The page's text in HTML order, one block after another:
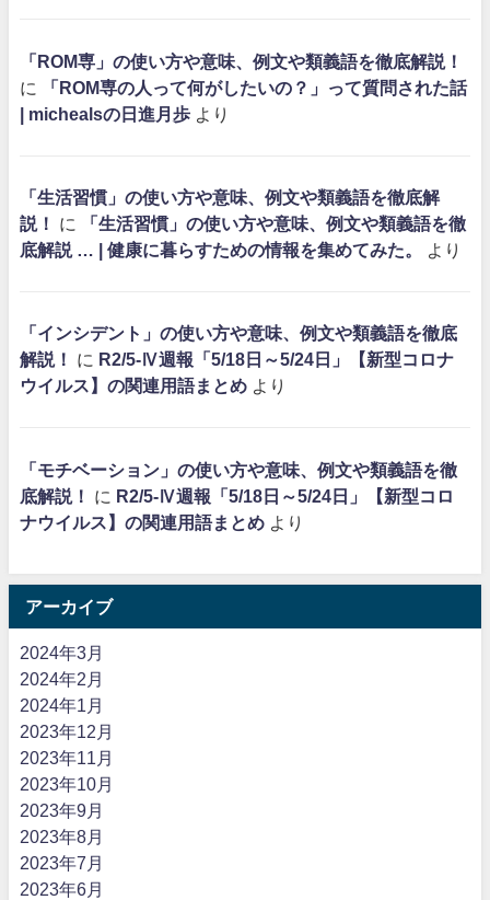
「ROM専」の使い方や意味、例文や類義語を徹底解説！
に
「ROM専の人って何がしたいの？」って質問された話
| michealsの日進月歩 より
「生活習慣」の使い方や意味、例文や類義語を徹底解
説！
に
「生活習慣」の使い方や意味、例文や類義語を徹
底解説 … | 健康に暮らすための情報を集めてみた。
より
「インシデント」の使い方や意味、例文や類義語を徹底
解説！
に R2/5-Ⅳ週報「5/18日～5/24日」【新型コロナ
ウイルス】の関連用語まとめ より
「モチベーション」の使い方や意味、例文や類義語を徹
底解説！
に R2/5-Ⅳ週報「5/18日～5/24日」【新型コロ
ナウイルス】の関連用語まとめ より
アーカイブ
2024年3月
2024年2月
2024年1月
2023年12月
2023年11月
2023年10月
2023年9月
2023年8月
2023年7月
2023年6月